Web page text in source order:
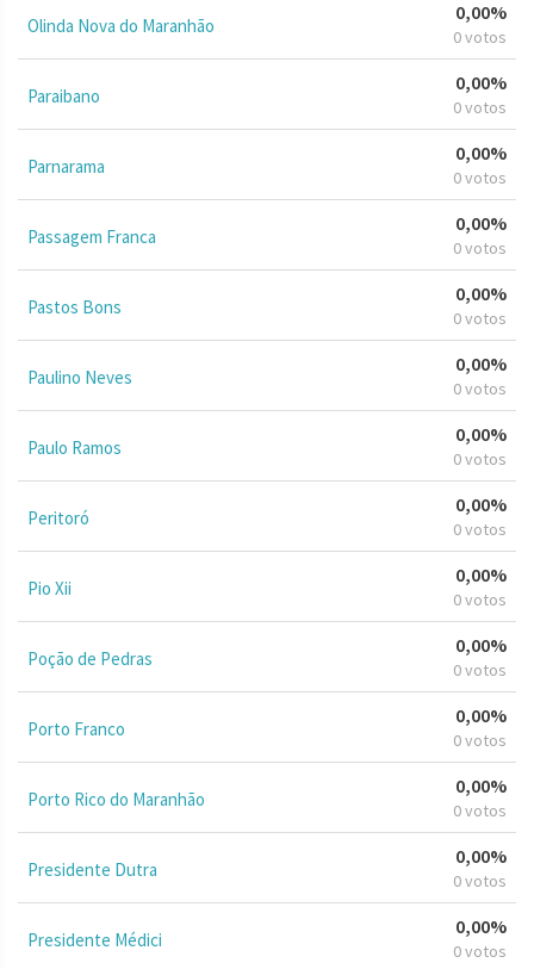
Olinda Nova do Maranhão
0,00%
0 votos
Paraibano
0,00%
0 votos
Parnarama
0,00%
0 votos
Passagem Franca
0,00%
0 votos
Pastos Bons
0,00%
0 votos
Paulino Neves
0,00%
0 votos
Paulo Ramos
0,00%
0 votos
Peritoró
0,00%
0 votos
Pio Xii
0,00%
0 votos
Poção de Pedras
0,00%
0 votos
Porto Franco
0,00%
0 votos
Porto Rico do Maranhão
0,00%
0 votos
Presidente Dutra
0,00%
0 votos
Presidente Médici
0,00%
0 votos